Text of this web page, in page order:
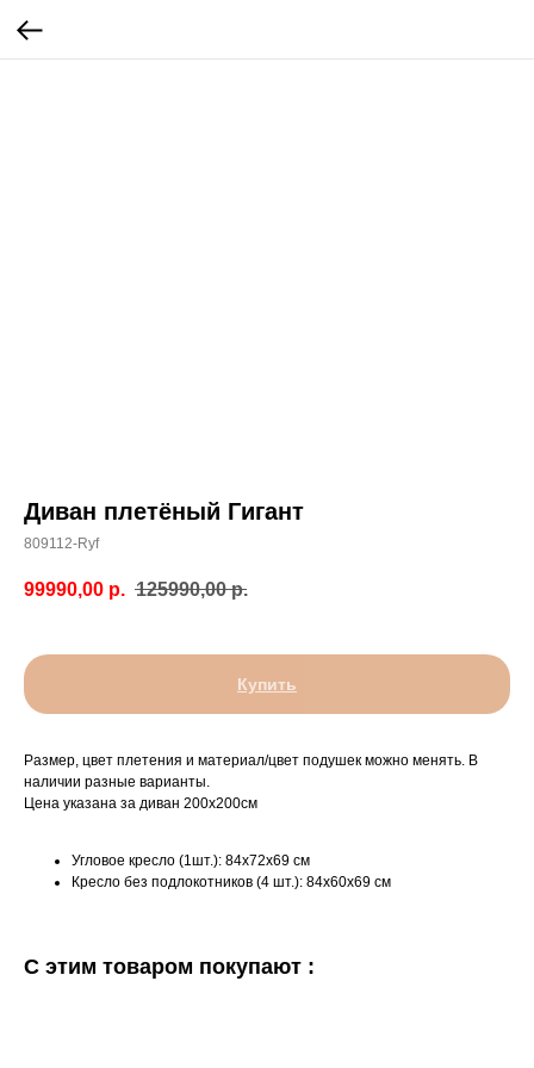
Диван плетёный Гигант
809112-Ryf
99990,00 р. 125990,00 р.
Купить
Размер, цвет плетения и материал/цвет подушек можно менять. В
наличии разные варианты.
Цена указана за диван 200х200см
Угловое кресло (1шт.): 84х72х69 см
Кресло без подлокотников (4 шт.): 84х60х69 см
С этим товаром покупают :